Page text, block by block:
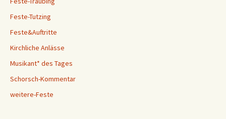
Feste-Tutzing
Feste&Auftritte
Kirchliche Anlässe
Musikant* des Tages
Schorsch-Kommentar
weitere-Feste